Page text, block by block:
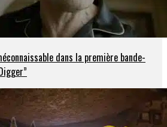
dans la première bande-